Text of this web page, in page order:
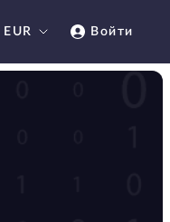
EUR Войти